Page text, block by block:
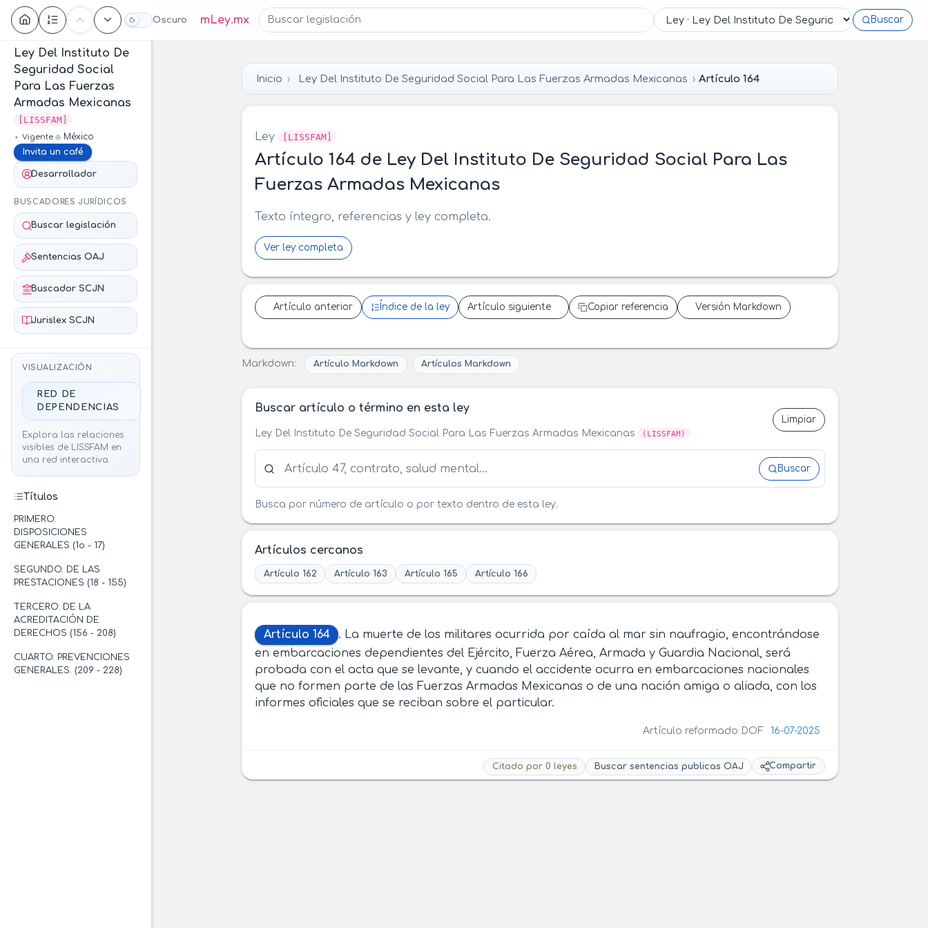
Oscuro mLey.mx Buscar
Contenido
Ley Del Instituto De
Seguridad Social
Para Las Fuerzas
Armadas Mexicanas
[LISSFAM]
Vigente
México
Invita un café
Desarrollador
BUSCADORES JURÍDICOS
Buscar legislación
Sentencias OAJ
Buscador SCJN
Jurislex SCJN
VISUALIZACIÓN
RED DE
DEPENDENCIAS
Explora las relaciones
visibles de LISSFAM en
una red interactiva.
Títulos
PRIMERO:
DISPOSICIONES
GENERALES (1o - 17)
SEGUNDO: DE LAS
PRESTACIONES (18 - 155)
TERCERO: DE LA
ACREDITACIÓN DE
DERECHOS (156 - 208)
CUARTO: PREVENCIONES
GENERALES. (209 - 228)
Inicio Ley Del Instituto De Seguridad Social Para Las Fuerzas Armadas Mexicanas Artículo 164
Ley [LISSFAM]
Artículo 164 de Ley Del Instituto De Seguridad Social Para Las
Fuerzas Armadas Mexicanas
Texto íntegro, referencias y ley completa.
Ver ley completa
Artículo anterior Índice de la ley Artículo siguiente Copiar referencia Versión Markdown
Markdown: Artículo Markdown Artículos Markdown
Buscar artículo o término en esta ley
Ley Del Instituto De Seguridad Social Para Las Fuerzas Armadas Mexicanas (LISSFAM)
Limpiar
Buscar
Busca por número de artículo o por texto dentro de esta ley.
Artículos cercanos
Artículo 162 Artículo 163 Artículo 165 Artículo 166
Artículo 164
. La muerte de los militares ocurrida por caída al mar sin naufragio, encontrándose
en embarcaciones dependientes del Ejército, Fuerza Aérea, Armada y Guardia Nacional, será
probada con el acta que se levante, y cuando el accidente ocurra en embarcaciones nacionales
que no formen parte de las Fuerzas Armadas Mexicanas o de una nación amiga o aliada, con los
informes oficiales que se reciban sobre el particular.
Artículo reformado DOF 16-07-2025
Citado por 0 leyes Buscar sentencias publicas OAJ Compartir